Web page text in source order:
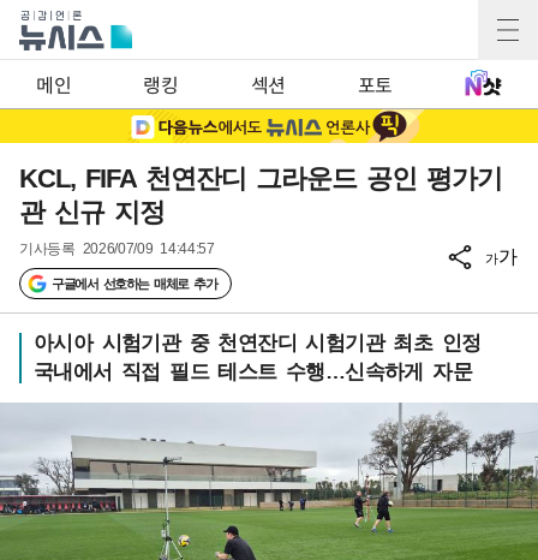
메인 랭킹 섹션 포토
KCL, FIFA 천연잔디 그라운드 공인 평가기
관 신규 지정
기사등록 2026/07/09 14:44:57
구글에서 선호하는 매체로 추가
가가
아시아 시험기관 중 천연잔디 시험기관 최초 인정
국내에서 직접 필드 테스트 수행…신속하게 자문